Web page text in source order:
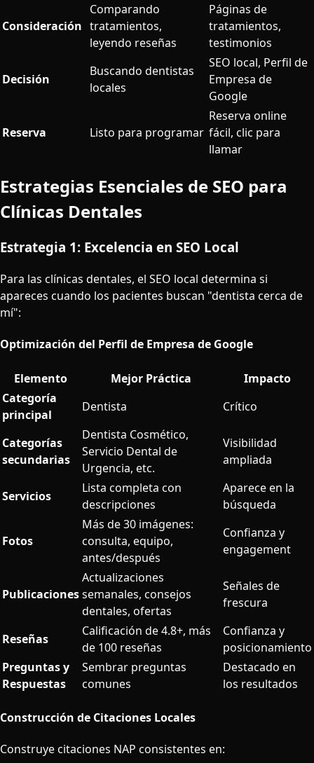
Consideración
Comparando
tratamientos,
leyendo reseñas
Páginas de
tratamientos,
testimonios
Decisión
Buscando dentistas
locales
SEO local, Perfil de
Empresa de
Google
Reserva Listo para programar
Reserva online
fácil, clic para
llamar
Estrategias Esenciales de SEO para
Clínicas Dentales
Estrategia 1: Excelencia en SEO Local
Para las clínicas dentales, el SEO local determina si
apareces cuando los pacientes buscan "dentista cerca de
mí":
Optimización del Perfil de Empresa de Google
Elemento Mejor Práctica
Impacto
Categoría
principal
Dentista Crítico
Categorías
secundarias
Dentista Cosmético,
Servicio Dental de
Urgencia, etc.
Visibilidad
ampliada
Servicios
Lista completa con
descripciones
Aparece en la
búsqueda
Fotos
Más de 30 imágenes:
consulta, equipo,
antes/después
Confianza y
engagement
Publicaciones
Actualizaciones
semanales, consejos
dentales, ofertas
Señales de
frescura
Reseñas
Calificación de 4.8+, más
de 100 reseñas
Confianza y
posicionamiento
Preguntas y
Respuestas
Sembrar preguntas
comunes
Destacado en
los resultados
Construcción de Citaciones Locales
Construye citaciones NAP consistentes en: